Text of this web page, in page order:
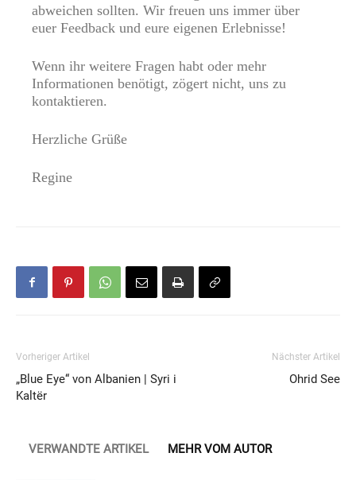
abweichen sollten. Wir freuen uns immer über
euer Feedback und eure eigenen Erlebnisse!
Wenn ihr weitere Fragen habt oder mehr
Informationen benötigt, zögert nicht, uns zu
kontaktieren.
Herzliche Grüße
Regine
Vorheriger Artikel
„Blue Eye“ von Albanien | Syri i
Kaltër
Nächster Artikel
Ohrid See
VERWANDTE ARTIKEL MEHR VOM AUTOR